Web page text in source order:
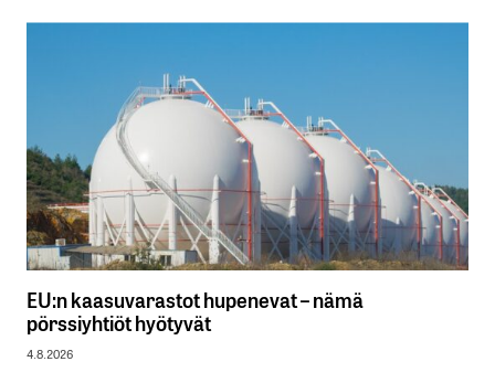
EU:n kaasuvarastot hupenevat – nämä
pörssiyhtiöt hyötyvät
4.8.2026